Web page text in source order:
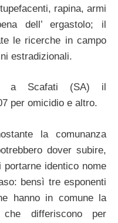
rapina, armi
dell’ ergastolo; il
le ricerche in campo
estradizionali.
a Scafati (SA) il
per omicidio e altro.
la comunanza
dover subire,
portarne identico nome
bensì tre esponenti
hanno in comune la
differiscono per